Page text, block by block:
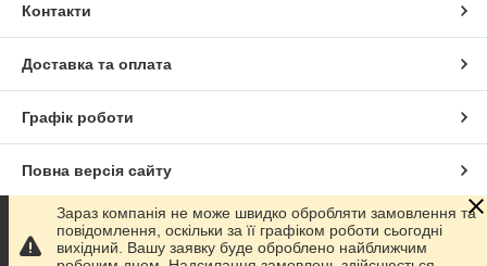
Контакти
Доставка та оплата
Графік роботи
Повна версія сайту
Сайт створено на маркетплейсіProm.ua
Зараз компанія не може швидко обробляти замовлення та
повідомлення, оскільки за її графіком роботи сьогодні
вихідний. Вашу заявку буде оброблено найближчим